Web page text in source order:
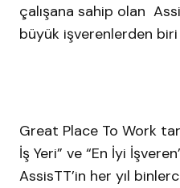
çalışana sahip olan
büyük işverenlerden
Great Place To Work
İş Yeri” ve “En İyi
AssisTT’in her yıl